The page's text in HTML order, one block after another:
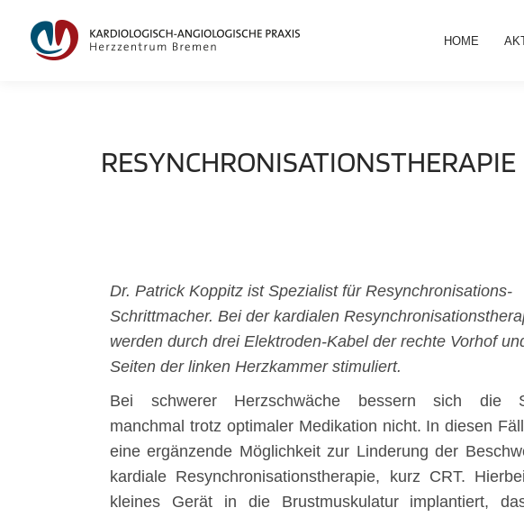
HOME
RESYNCHRONISATIONSTHERAPIE
Dr. Patrick Koppitz ist Spezialist für Resynchronisations-
Schrittmacher. Bei der kardialen
werden durch drei Elektroden-Kabel der rechte Vorhof
Seiten der linken Herzkammer stimuliert.
Bei schwerer Herzschwäche bessern sich die
manchmal trotz optimaler Medikation nicht. In diesen
eine ergänzende Möglichkeit zur Linderung der
kardiale Resynchronisationstherapie, kurz CRT.
kleines Gerät in die Brustmuskulatur implantiert,